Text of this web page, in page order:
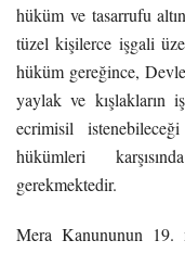
hüküm ve tasarrufu
tüzel kişilerce işgali
hüküm gereğince,
yaylak ve kışlakların
ecrimisil
hükümleri
gerekmektedir.
Mera Kanununun 19.